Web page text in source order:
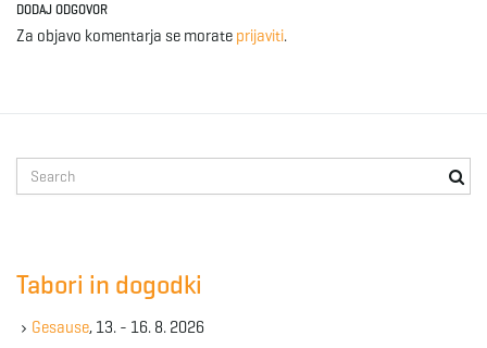
DODAJ ODGOVOR
Za objavo komentarja se morate prijaviti.
e
e
Tabori in dogodki
Gesause, 13. - 16. 8. 2026